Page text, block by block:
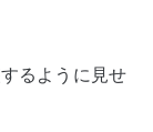
るように見せ